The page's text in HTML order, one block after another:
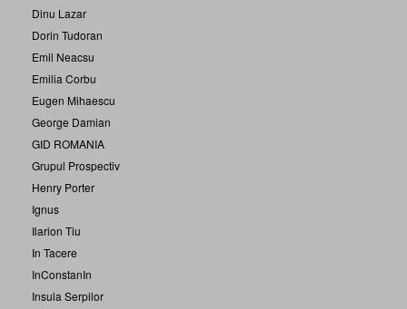
Dinu Lazar
Dorin Tudoran
Emil Neacsu
Emilia Corbu
Eugen Mihaescu
George Damian
GID ROMANIA
Grupul Prospectiv
Henry Porter
Ignus
Ilarion Tiu
In Tacere
InConstanIn
Insula Serpilor